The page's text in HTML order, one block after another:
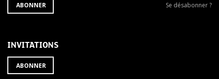
S'ABONNER
À
ABONNER
Se
Se désabonner ?
INVITATIONS
ABONNER